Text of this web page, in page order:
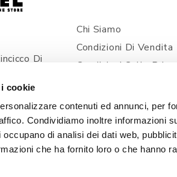
cookie
contenuti ed annunci, per
Condividiamo inoltre informazioni
di analisi dei dati web,
che ha fornito loro o che hanno
Di
Chi Siamo
Condizioni Di Vendita
Condizioni Sulla
Spedizioni E
Prezzi E Pagamenti
Contatti